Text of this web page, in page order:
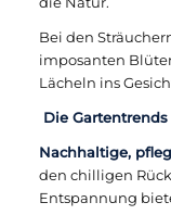
Bei den
imposanten
Lächeln ins
Die Gartentrends
Nachhaltige,
den chilligen
Entspannung